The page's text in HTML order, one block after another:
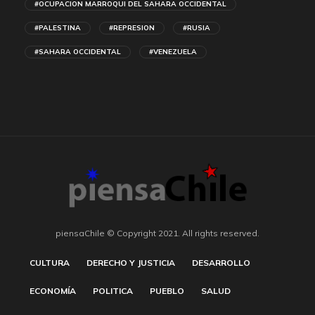
#OCUPACION MARROQUI DEL SAHARA OCCIDENTAL
#PALESTINA #REPRESION #RUSIA
#SAHARA OCCIDENTAL #VENEZUELA
piensaChile © Copyright 2021. All rights reserved.
CULTURA DERECHO Y JUSTICIA DESARROLLO
ECONOMÍA POLITICA PUEBLO SALUD